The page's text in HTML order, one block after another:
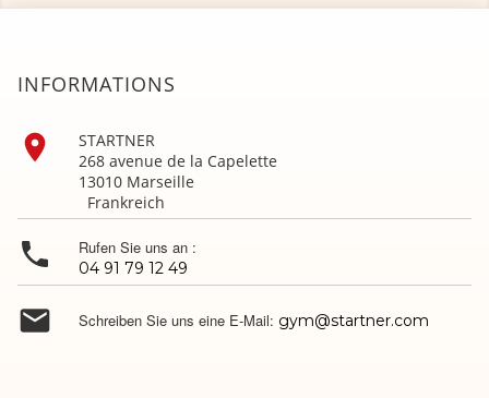
INFORMATIONS

STARTNER
268 avenue de la Capelette
13010 Marseille
Frankreich
 Rufen Sie uns an :
04 91 79 12 49
 Schreiben Sie uns eine E-Mail: gym@startner.com